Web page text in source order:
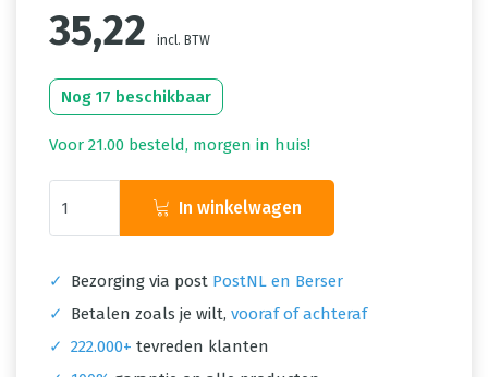
35,22 incl. BTW
Nog 17 beschikbaar
Voor 21.00 besteld, morgen in huis!
In winkelwagen
✓ Bezorging via post PostNL en Berser
✓
Betalen zoals je wilt, vooraf of achteraf
✓ 222.000+ tevreden klanten